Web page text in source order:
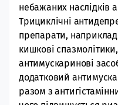
небажаних наслідків
Трициклічні
препарати,
кишкові
антимускаринові
додатковий
разом з